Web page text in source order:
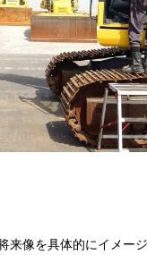
像を具体的にイメージ